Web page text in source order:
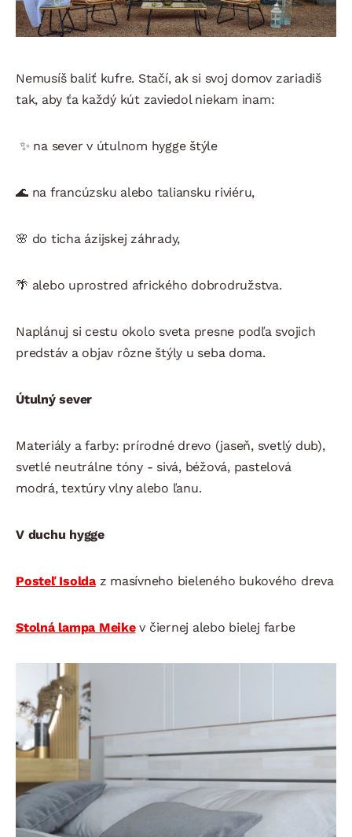
Nemusíš baliť kufre. Stačí, ak si svoj domov zariadiš
tak, aby ťa každý kút zaviedol niekam inam:
✨ na sever v útulnom hygge štýle
🌊 na francúzsku alebo taliansku riviéru,
🌸 do ticha ázijskej záhrady,
🌴 alebo uprostred afrického dobrodružstva.
Naplánuj si cestu okolo sveta presne podľa svojich
predstáv a objav rôzne štýly u seba doma.
Útulný sever
Materiály a farby: prírodné drevo (jaseň, svetlý dub),
svetlé neutrálne tóny - sivá, béžová, pastelová
modrá, textúry vlny alebo ľanu.
V duchu hygge
Posteľ Isoldaz masívneho bieleného bukového dreva
Stolná lampa Meikev čiernej alebo bielej farbe